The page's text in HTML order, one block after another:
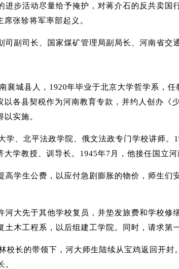
进步活动尽量给予掩护，对蒋介石的反共卖
张轸将军率部起义。
副司长、国家煤矿管理局副局长、河南省
襄城县人，1920年毕业于北京大学哲学系，
各县契税作为河南教育专款，并约人创办
实施。
学、北平法政学院、俄文法政专门学校讲师
学教授、训导长。1945年7月，他接任国立
高学生公费，以应付急剧膨胀的物价，师生
河大先于其他学校复员，并垫发旅费和学校
木工程系，以后组建工学院。同时，请求
校长的带领下，河大师生陆续从宝鸡返回开
。